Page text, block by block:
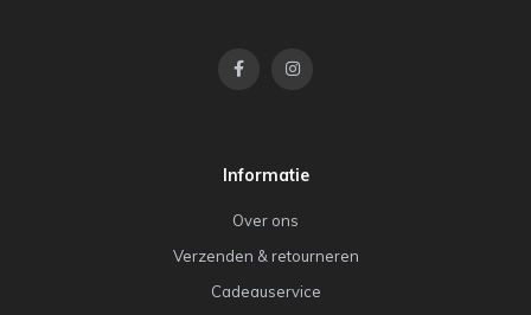
Informatie
Over ons
Verzenden & retourneren
Cadeauservice